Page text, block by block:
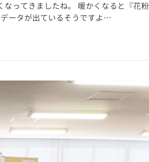
ってきましたね。 暖かくなると『花粉
ータが出ているそうですよ…